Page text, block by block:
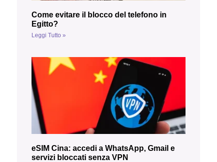
Come evitare il blocco del telefono in
Egitto?
Leggi Tutto »
eSIM Cina: accedi a WhatsApp, Gmail e
servizi bloccati senza VPN